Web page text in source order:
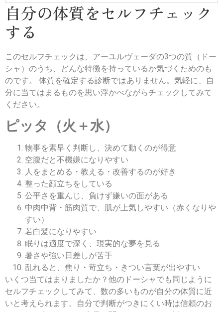
自分の体質をセルフチェック
する
このセルフチェックは、アーユルヴェーダの3つの質（ドー
シャ）のうち、どんな特徴を持っているか気づくためのも
のです。 体質を確定する診断ではありません。気軽に、自
分に当てはまるものを思い浮かべながらチェックしてみて
ください。
ピッタ（火＋水）
物事を素早く判断し、決めて動くのが得意
空腹だと不機嫌になりやすい
人をまとめる・教える・改善するのが好き
整った顔立ちをしている
公平さを重んじ、負けず嫌いの面がある
中肉中背・筋肉質で、肌が上気しやすい（赤くなりや
すい）
若白髪になりやすい
眠りは適度で深く、現実的な夢を見る
暑さや強い日差しが苦手
乱れると、焦り・苛立ち・きつい言葉が出やすい
いくつ当てはまりましたか？他のドーシャでも同じように
セルフチェックしてみて、数の多いものが自分の体質に近
いと考えられます。自分で判断がつきにくい時は信頼のお